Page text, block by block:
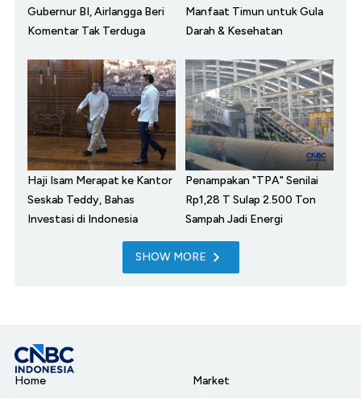
Gubernur BI, Airlangga Beri
Komentar Tak Terduga
Manfaat Timun untuk Gula
Darah & Kesehatan
Haji Isam Merapat ke Kantor
Seskab Teddy, Bahas
Investasi di Indonesia
Penampakan "TPA" Senilai
Rp1,28 T Sulap 2.500 Ton
Sampah Jadi Energi
SHOW MORE
Home
Market